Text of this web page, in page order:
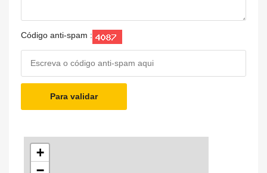
Código anti-spam :
Para validar
+